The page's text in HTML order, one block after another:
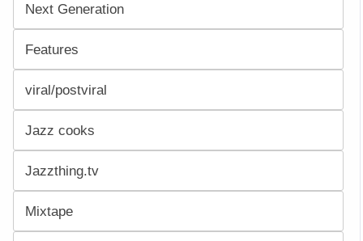
Next Generation
Features
viral/postviral
Jazz cooks
Jazzthing.tv
Mixtape